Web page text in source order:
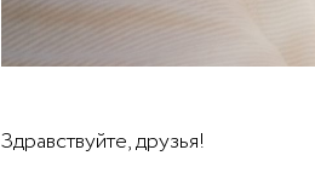
Здравствуйте, друзья!